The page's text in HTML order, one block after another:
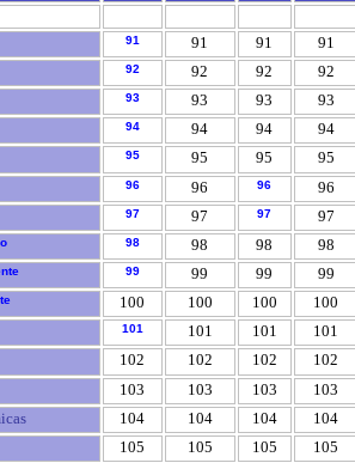
91 91 91 91
92 92 92 92
93 93 93 93
94 94 94 94
95 95 95 95
96 96 96 96
97 97 97 97
98 98 98 98
99 99 99 99
100 100 100 100
101 101 101 101
102 102 102 102
103 103 103 103
104 104 104 104
105 105 105 105